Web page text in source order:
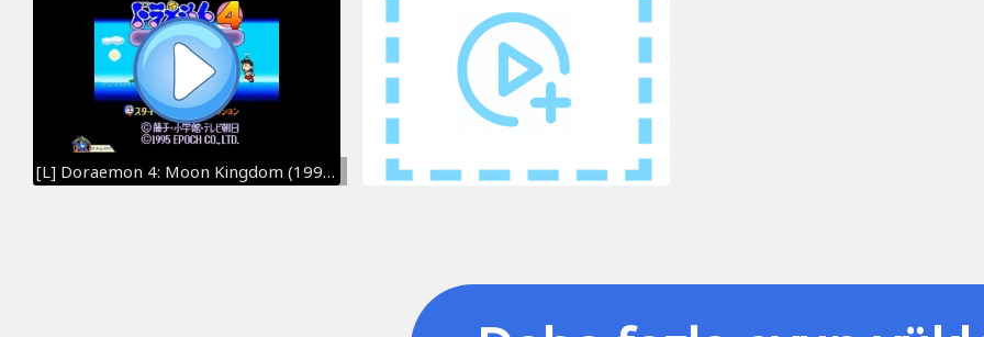
[L] Doraemon 4: Moon Kingdom (1995, SNES) - Full Longplay [English][720p60]